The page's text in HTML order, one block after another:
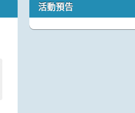
活動預告